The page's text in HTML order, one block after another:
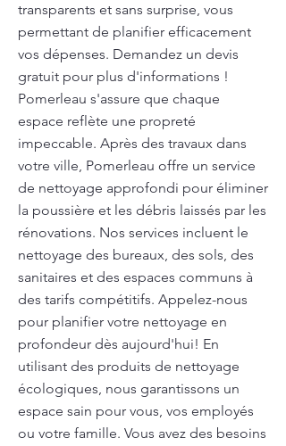
transparents et sans surprise, vous
permettant de planifier efficacement
vos dépenses. Demandez un devis
gratuit pour plus d'informations !
Pomerleau s'assure que chaque
espace reflète une propreté
impeccable. Après des travaux dans
votre ville, Pomerleau offre un service
de nettoyage approfondi pour éliminer
la poussière et les débris laissés par les
rénovations. Nos services incluent le
nettoyage des bureaux, des sols, des
sanitaires et des espaces communs à
des tarifs compétitifs. Appelez-nous
pour planifier votre nettoyage en
profondeur dès aujourd'hui! En
utilisant des produits de nettoyage
écologiques, nous garantissons un
espace sain pour vous, vos employés
ou votre famille. Vous avez des besoins